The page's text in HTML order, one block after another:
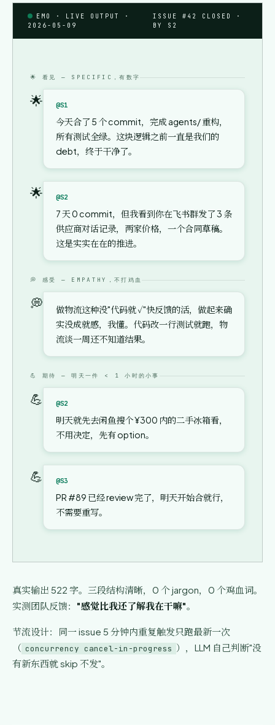
EMO · LIVE OUTPUT ·
2026-05-09
ISSUE #42 CLOSED ·
BY S2
🌟 看见 — SPECIFIC，有数字
🌟 @S1
今天合了 5 个 commit，完成 agents/ 重构，
所有测试全绿。这块逻辑之前一直是我们的
debt，终于干净了。
🌟 @S2
7 天 0 commit，但我看到你在飞书群发了 3 条
供应商对话记录，两家价格，一个合同草稿。
这是实实在在的推进。
💭 感受 — EMPATHY，不打鸡血
💭
做物流这种没"代码就 ✓"快反馈的活，做起来确
实没成就感，我懂。代码改一行测试就跑，物
流谈一周还不知道结果。
💪 期待 — 明天一件 < 1 小时的小事
💪 @S2
明天就先去闲鱼搜个 ¥300 内的二手冰箱看，
不用决定，先有 option。
💪 @S3
PR #89 已经 review 完了，明天开始合就行，
不需要重写。
真实输出 522 字。三段结构清晰，0 个 jargon，0 个鸡血词。
实测团队反馈： "感觉比我还了解我在干嘛"。
节流设计：同一 issue 5 分钟内重复触发只跑最新一次
（ concurrency cancel-in-progress ），LLM 自己判断"没
有新东西就 skip 不发"。